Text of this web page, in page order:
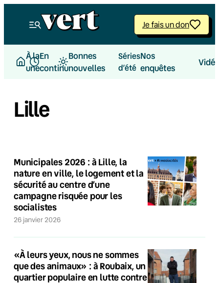
Je fais un don
À la
une
En
continu
Bonnes
nouvelles
Séries
d’été
Nos
enquêtes
Lille
Municipales 2026 : à Lille, la
nature en ville, le logement et la
sécurité au centre d’une
campagne risquée pour les
socialistes
26 janvier 2026
«À leurs yeux, nous ne sommes
que des animaux» : à Roubaix, un
quartier populaire en lutte contre